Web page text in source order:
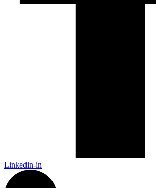
Linkedin-in